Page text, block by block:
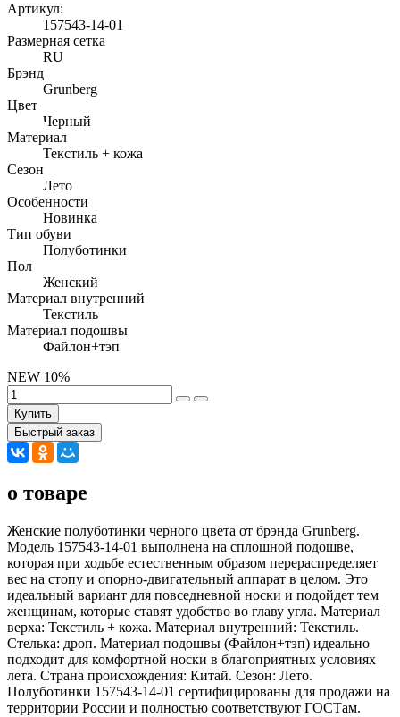
Артикул:
157543-14-01
Размерная сетка
RU
Брэнд
Grunberg
Цвет
Черный
Материал
Текстиль + кожа
Сезон
Лето
Особенности
Новинка
Тип обуви
Полуботинки
Пол
Женский
Материал внутренний
Текстиль
Материал подошвы
Файлон+тэп
NEW 10%
Купить
Быстрый заказ
о товаре
Женские полуботинки черного цвета от брэнда Grunberg.
Модель 157543-14-01 выполнена на сплошной подошве,
которая при ходьбе естественным образом перераспределяет
вес на стопу и опорно-двигательный аппарат в целом. Это
идеальный вариант для повседневной носки и подойдет тем
женщинам, которые ставят удобство во главу угла. Материал
верха: Текстиль + кожа. Материал внутренний: Текстиль.
Стелька: дроп. Материал подошвы (Файлон+тэп) идеально
подходит для комфортной носки в благоприятных условиях
лета. Страна происхождения: Китай. Сезон: Лето.
Полуботинки 157543-14-01 сертифицированы для продажи на
территории России и полностью соответствуют ГОСТам.